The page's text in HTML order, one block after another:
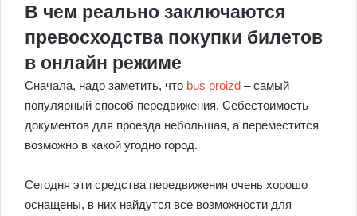
В чем реально заключаются
превосходства покупки билетов
в онлайн режиме
Сначала, надо заметить, что bus proizd – самый
популярный способ передвижения. Себестоимость
документов для проезда небольшая, а переместится
возможно в какой угодно город.
Сегодня эти средства передвижения очень хорошо
оснащены, в них найдутся все возможности для